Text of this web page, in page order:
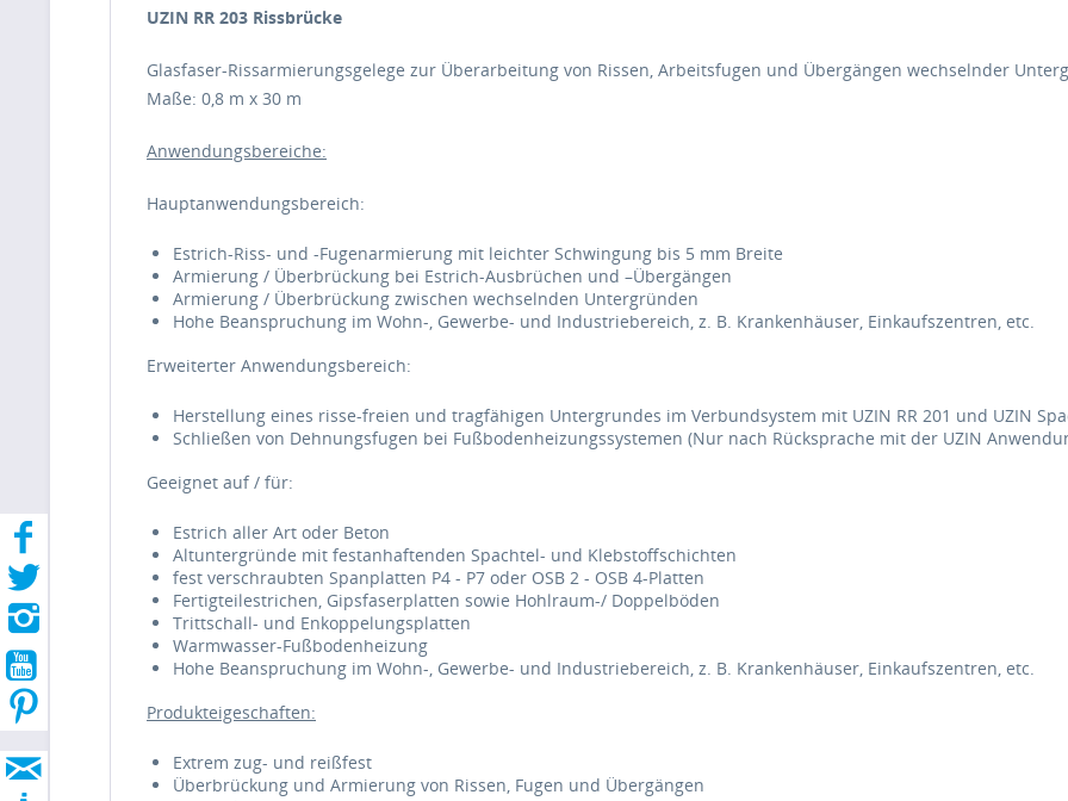
UZIN RR 203 Rissbrücke
Glasfaser-Rissarmierungsgelege zur Überarbeitung von Rissen, Arbeitsfugen und Übergängen wechselnder
Maße: 0,8 m x 30 m
Anwendungsbereiche:
Hauptanwendungsbereich:
Estrich-Riss- und -Fugenarmierung mit leichter Schwingung bis 5 mm Breite
Armierung / Überbrückung bei Estrich-Ausbrüchen und –Übergängen
Armierung / Überbrückung zwischen wechselnden Untergründen
Hohe Beanspruchung im Wohn-, Gewerbe- und Industriebereich, z. B. Krankenhäuser, Einkaufszentren, etc.
Erweiterter Anwendungsbereich:
Herstellung eines risse-freien und tragfähigen Untergrundes im Verbundsystem mit UZIN RR 201 und UZIN
Schließen von Dehnungsfugen bei Fußbodenheizungssystemen (Nur nach Rücksprache mit der UZIN
Geeignet auf / für:
Estrich aller Art oder Beton
Altuntergründe mit festanhaftenden Spachtel- und Klebstoffschichten
fest verschraubten Spanplatten P4 - P7 oder OSB 2 - OSB 4-Platten
Fertigteilestrichen, Gipsfaserplatten sowie Hohlraum-/ Doppelböden
Trittschall- und Enkoppelungsplatten
Warmwasser-Fußbodenheizung
Hohe Beanspruchung im Wohn-, Gewerbe- und Industriebereich, z. B. Krankenhäuser, Einkaufszentren, etc.
Produkteigeschaften:
Extrem zug- und reißfest
Überbrückung und Armierung von Rissen, Fugen und Übergängen